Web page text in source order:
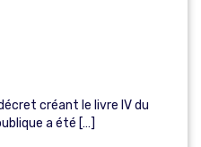
créant le livre IV du
a été […]